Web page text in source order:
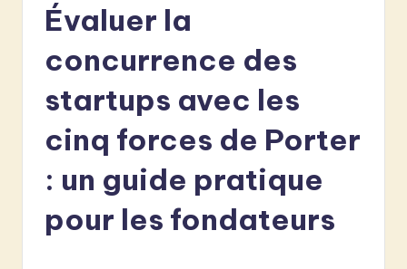
AÉvaluer la
concurrence des
startups avec les
cinq forces de Porter
: un guide pratique
pour les fondateurs